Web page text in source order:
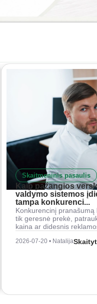
Skaitmeninis pasaulis
Kaip pažangios
valdymo sistemos
tampa konkurenci...
Konkurencinį pranašumą
tik geresnė prekė,
kaina ar didesnis
2026-07-20 • Natalija